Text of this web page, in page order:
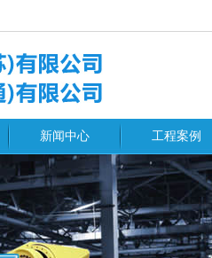
新闻中心 工程案例